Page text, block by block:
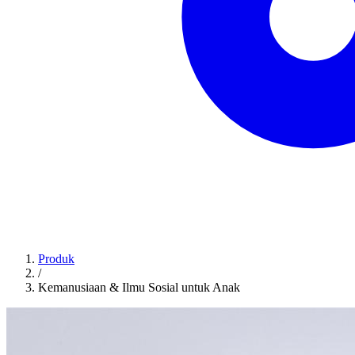
Produk
/
Kemanusiaan & Ilmu Sosial untuk Anak